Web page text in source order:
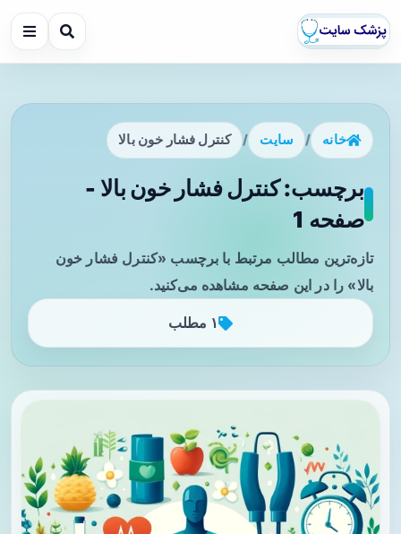
خانه / سایت / کنترل فشار خون بالا
برچسب: کنترل فشار خون بالا -
صفحه 1
تازه‌ترین مطالب مرتبط با برچسب «کنترل فشار خون
بالا» را در این صفحه مشاهده می‌کنید.
۱ مطلب